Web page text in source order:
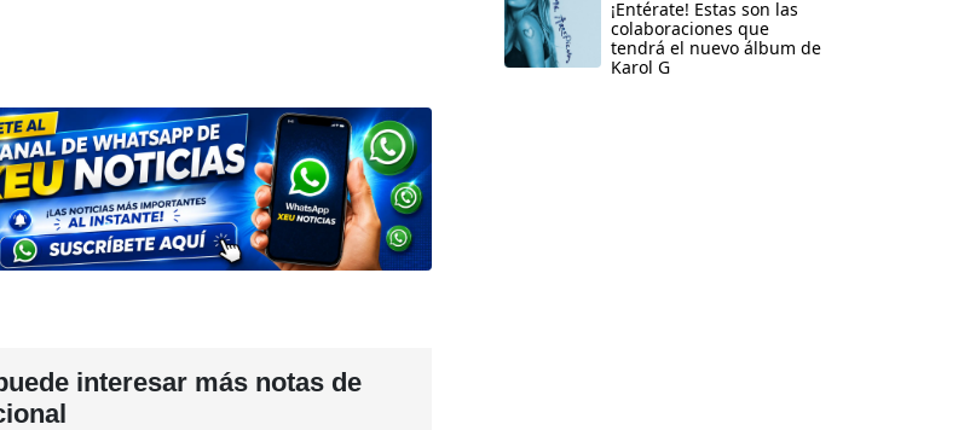
interesar más notas de
¡Entérate! Estas son las
colaboraciones que
tendrá el nuevo álbum de
Karol G